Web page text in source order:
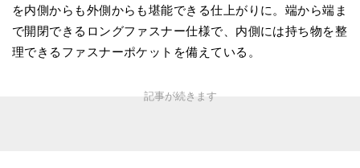
を内側からも外側からも堪能できる仕上がりに。端から端ま
で開閉できるロングファスナー仕様で、内側には持ち物を整
理できるファスナーポケットを備えている。